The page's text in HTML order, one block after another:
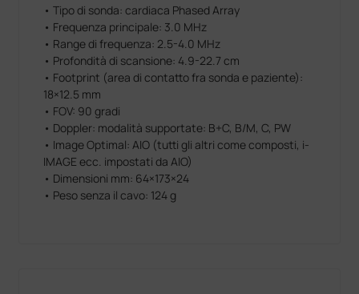
• SonoEye P3 Phased Array indicata per addome,
utilizzo cardiaco, polmoni, medicina d'urgenza.
• SonoEye P5 Convex indicata per l'addome,
OB/GYN, urologia, polmoni, medicina d'urgenza,
valutazione mirata con ecografia del trauma.
• SonoEye P6 Micro Convex indicato per addome,
cuore, urologia, pediatria, ostetricia-ginecologia e
piccole parti.
Compatibilità:
• Smart Phone: RedmiNote 8Pro, HUAWEI P30 Pro,
HUAWEI iV30
• Tipo di sonda: cardiaca Phased Array
• Frequenza principale: 3.0 MHz
• Range di frequenza: 2.5-4.0 MHz
• Profondità di scansione: 4.9-22.7 cm
• Footprint (area di contatto fra sonda e paziente):
18×12.5 mm
• FOV: 90 gradi
• Doppler: modalità supportate: B+C, B/M, C, PW
• Image Optimal: AIO (tutti gli altri come composti, i-
IMAGE ecc. impostati da AIO)
• Dimensioni mm: 64×173×24
• Peso senza il cavo: 124 g